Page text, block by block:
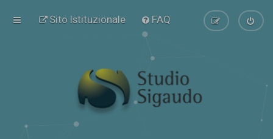
Sito Istituzionale FAQ